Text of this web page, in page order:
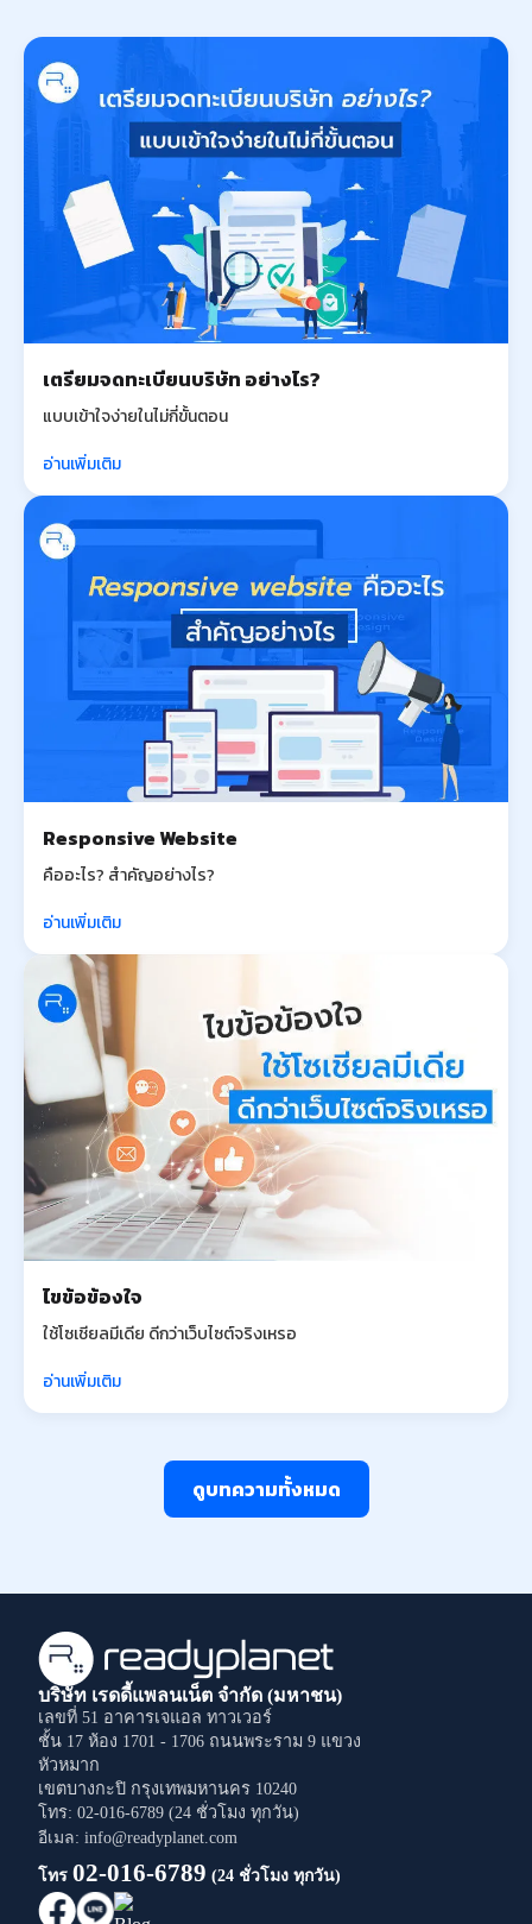
เตรียมจดทะเบียนบริษัท อย่างไร?
แบบเข้าใจง่ายในไม่กี่ขั้นตอน
อ่านเพิ่มเติม
Responsive Website
คืออะไร? สำคัญอย่างไร?
อ่านเพิ่มเติม
ไขข้อข้องใจ
ใช้โซเชียลมีเดีย ดีกว่าเว็บไซต์จริงเหรอ
อ่านเพิ่มเติม
ดูบทความทั้งหมด
บริษัท เรดดี้แพลนเน็ต จำกัด (มหาชน)
เลขที่ 51 อาคารเจแอล ทาวเวอร์
ชั้น 17 ห้อง 1701 - 1706 ถนนพระราม 9 แขวง
หัวหมาก
เขตบางกะปิ กรุงเทพมหานคร 10240
โทร: 02-016-6789 (24 ชั่วโมง ทุกวัน)
อีเมล: info@readyplanet.com
โทร 02-016-6789 (24 ชั่วโมง ทุกวัน)